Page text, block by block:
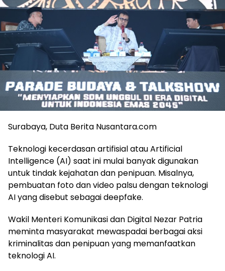
Surabaya, Duta Berita Nusantara.com
Teknologi kecerdasan artifisial atau Artificial
Intelligence (AI) saat ini mulai banyak digunakan
untuk tindak kejahatan dan penipuan. Misalnya,
pembuatan foto dan video palsu dengan teknologi
AI yang disebut sebagai deepfake.
Wakil Menteri Komunikasi dan Digital Nezar Patria
meminta masyarakat mewaspadai berbagai aksi
kriminalitas dan penipuan yang memanfaatkan
teknologi AI.